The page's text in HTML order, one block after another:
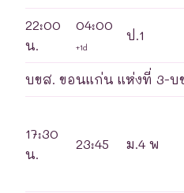
22:00
น.
04:00
+1d
ป.1
บขส. ขอนแก่น แห่งที่ 3-
17:30
น.
23:45 ม.4 พ